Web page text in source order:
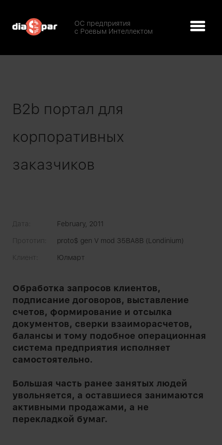
ОС предприятия
с Роевым Интеллектом
B2b портал для
корпоративных
заказчиков
Дата: February, 2011
Прототип: proto$ gen V mod 35BA8B (Londinium)
Клиент: Юлмарт
Обработка запросов клиентов,
подписание договоров, выставление
счетов, формирование и отсылка
документов, сверки взаиморасчетов,
балансы и тому подобное операционная
система предприятия исполняет
самостоятельно.
Большая часть ранее занятых людей
увольняется, а оставшиеся занимаются
активными продажами, а не
перекладкой бумаг.